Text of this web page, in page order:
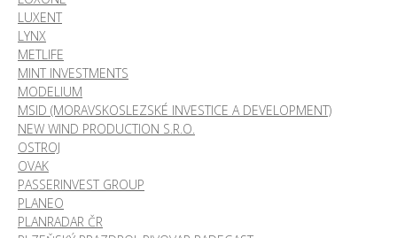
LUXENT
LYNX
METLIFE
MINT INVESTMENTS
MODELIUM
MSID (MORAVSKOSLEZSKÉ INVESTICE A DEVELOPMENT)
NEW WIND PRODUCTION S.R.O.
OSTROJ
OVAK
PASSERINVEST GROUP
PLANEO
PLANRADAR ČR